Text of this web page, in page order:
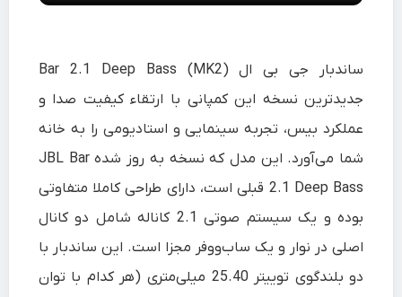
ساندبار جی بی ال Bar 2.1 Deep Bass (MK2)
جدیدترین نسخه این کمپانی با ارتقاء کیفیت صدا و
عملکرد بیس، تجربه سینمایی و استادیومی را به خانه
شما می‌آورد. این مدل که نسخه به‌ روز شده JBL Bar
2.1 Deep Bass قبلی است، دارای طراحی کاملا متفاوتی
بوده و یک سیستم صوتی 2.1 کاناله شامل دو کانال
اصلی در نوار و یک ساب‌ووفر مجزا است. این ساندبار با
دو بلندگوی توییتر 25.40 میلی‌متری (هر کدام با توان